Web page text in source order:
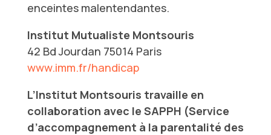
enceintes malentendantes.
Institut Mutualiste Montsouris
42 Bd Jourdan 75014 Paris
www.imm.fr/handicap
L’Institut Montsouris travaille en
collaboration avec le SAPPH (Service
d’accompagnement à la parentalité des